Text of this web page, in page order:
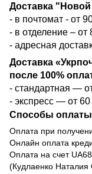
Доставка
- в почтомат - от
- в отделение – от
- адресная
Доставка
после 100%
- стандартная —
- экспресс — от 60
Способы
Оплата при
Онлайн оплата
Оплата на счет
(Кудлаенко Наталия